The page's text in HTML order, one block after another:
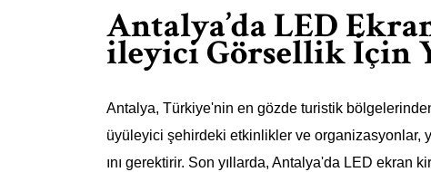
Antalya’da LED
ileyici Görsellik İçin
Antalya, Türkiye'nin en gözde turistik
üyüleyici şehirdeki etkinlikler ve organizasyonlar,
ını gerektirir. Son yıllarda, Antalya'da LED ekran